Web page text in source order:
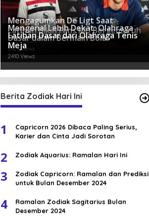
Mengagumkan De Ligt Saat
Latihan Bikin Fans MU Bergemuruh
2754 Views
Mengenal Lebih Dekat: Olahraga
Dasar dalam Bermain Bola
2421 Views
Latihan Dasar dari Olahraga Tenis
Meja
2410 Views
Berita Zodiak Hari Ini
1
Capricorn 2026 Dibaca Paling Serius,
Karier dan Cinta Jadi Sorotan
2 Zodiak Aquarius: Ramalan Hari Ini
3
Zodiak Capricorn: Ramalan dan Prediksi
untuk Bulan Desember 2024
4
Ramalan Zodiak Sagitarius Bulan
Desember 2024